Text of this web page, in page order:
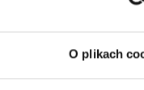
O plikach